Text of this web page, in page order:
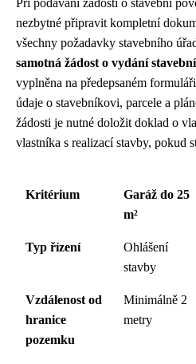
nezbytné připravit kompletní
všechny požadavky stavebního
samotná žádost o vydání
vyplněna na předepsaném
údaje o stavebníkovi, parcele a
žádosti je nutné doložit doklad o
vlastníka s realizací stavby, pokud
Kritérium
Garáž do 25
m²
Typ řízení
Ohlášení
stavby
Vzdálenost od
hranice
pozemku
Minimálně 2
metry